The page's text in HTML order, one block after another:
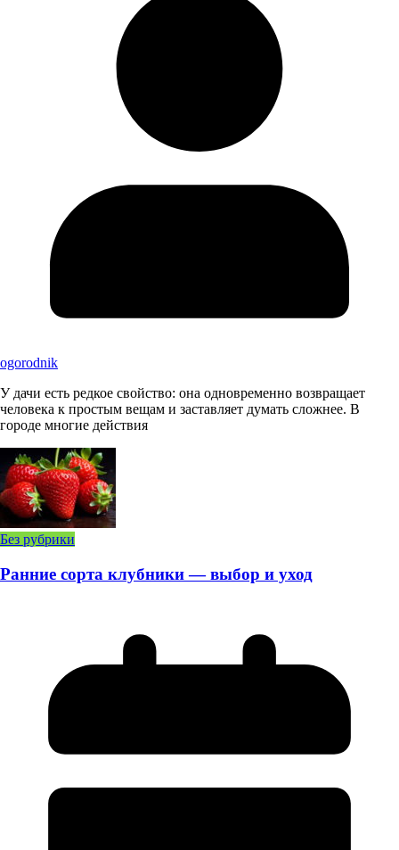
ogorodnik
У дачи есть редкое свойство: она одновременно возвращает
человека к простым вещам и заставляет думать сложнее. В
городе многие действия
Без рубрики
Ранние сорта клубники — выбор и уход